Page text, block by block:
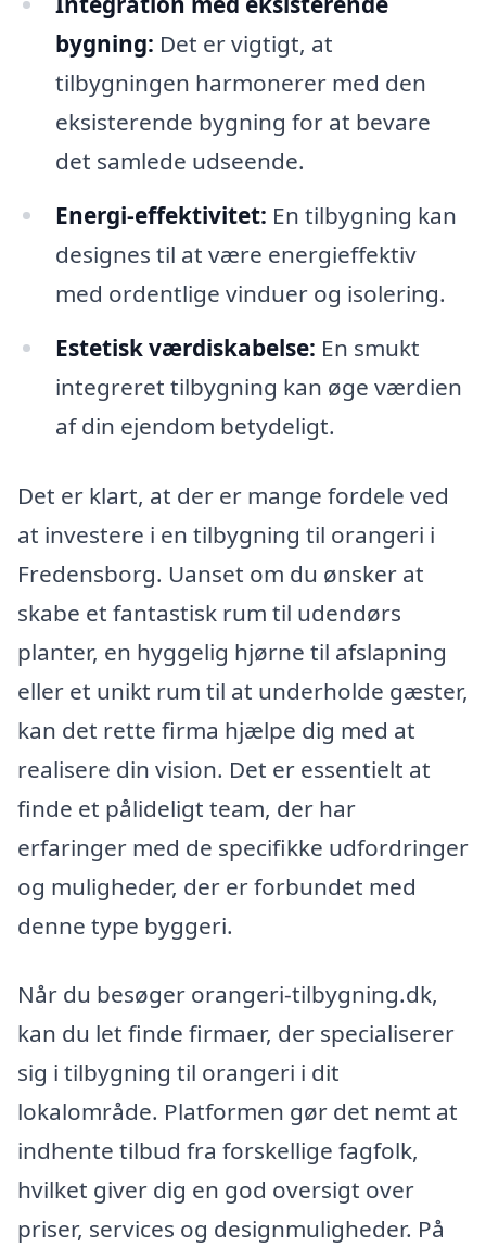
bygning: Det er vigtigt, at
tilbygningen harmonerer med den
eksisterende bygning for at bevare
det samlede udseende.
Energi-effektivitet: En tilbygning kan
designes til at være energieffektiv
med ordentlige vinduer og isolering.
Estetisk værdiskabelse: En smukt
integreret tilbygning kan øge værdien
af din ejendom betydeligt.
Det er klart, at der er mange fordele ved
at investere i en tilbygning til orangeri i
Fredensborg. Uanset om du ønsker at
skabe et fantastisk rum til udendørs
planter, en hyggelig hjørne til afslapning
eller et unikt rum til at underholde gæster,
kan det rette firma hjælpe dig med at
realisere din vision. Det er essentielt at
finde et pålideligt team, der har
erfaringer med de specifikke udfordringer
og muligheder, der er forbundet med
denne type byggeri.
Når du besøger orangeri-tilbygning.dk,
kan du let finde firmaer, der specialiserer
sig i tilbygning til orangeri i dit
lokalområde. Platformen gør det nemt at
indhente tilbud fra forskellige fagfolk,
hvilket giver dig en god oversigt over
priser, services og designmuligheder. På